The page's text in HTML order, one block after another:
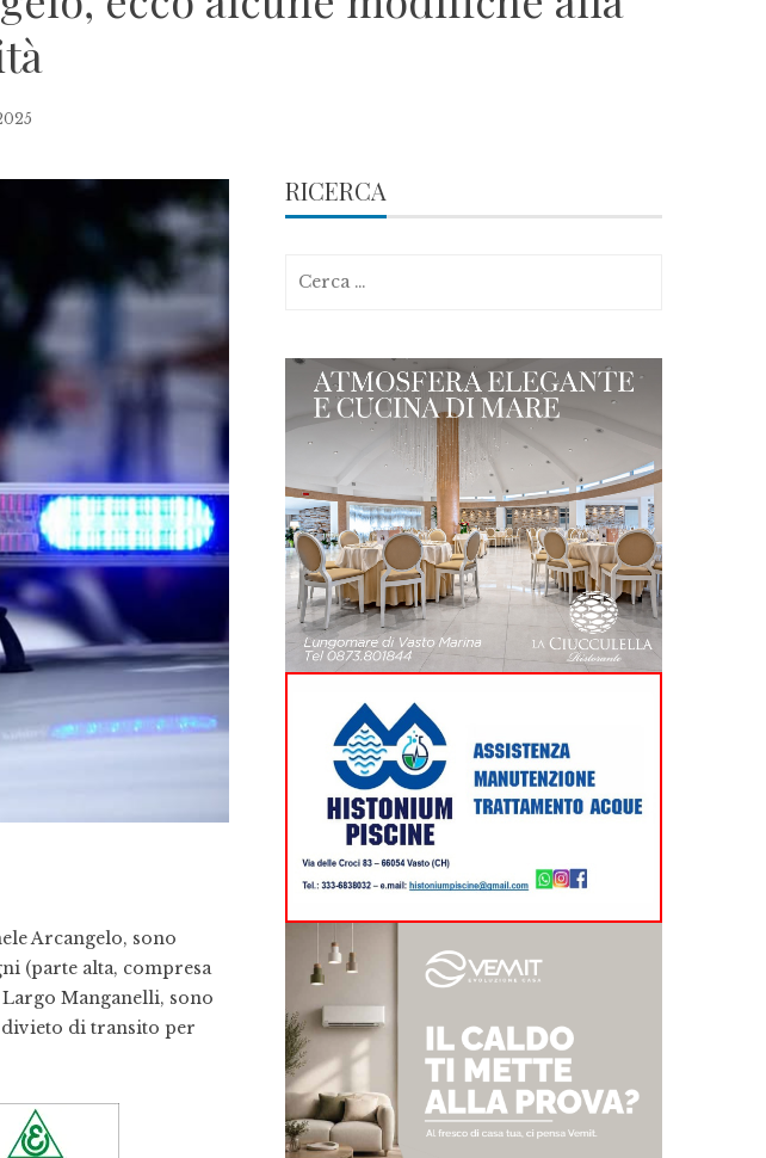
Arcangelo, sono
(parte alta, compresa
Largo Manganelli, sono
di transito per
RICERCA